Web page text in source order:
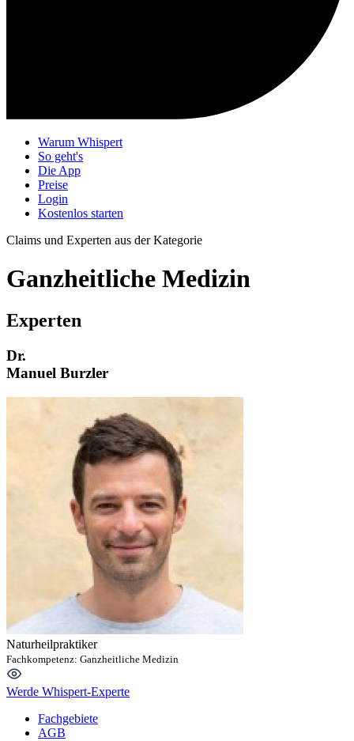
Warum Whispert
So geht's
Die App
Preise
Login
Kostenlos starten
Claims und Experten aus der Kategorie
Ganzheitliche Medizin
Experten
Dr.
Manuel Burzler
Naturheilpraktiker
Fachkompetenz: Ganzheitliche Medizin
Werde Whispert-Experte
Fachgebiete
AGB